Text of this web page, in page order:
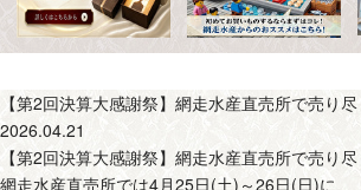
【第2回決算大感謝祭】網走水産直売所で売り尽
2026.04.21
【第2回決算大感謝祭】網走水産直売所で売り尽
網走水産直売所では4月25日(土)～26日(日)に、